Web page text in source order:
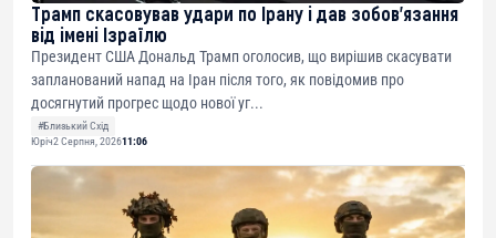
Трамп скасовував удари по Ірану і дав зобов’язання
від імені Ізраїлю
Президент США Дональд Трамп оголосив, що вирішив скасувати
запланований напад на Іран після того, як повідомив про
досягнутий прогрес щодо нової уг...
#Близький Схід
Юріч2 Серпня, 202611:06